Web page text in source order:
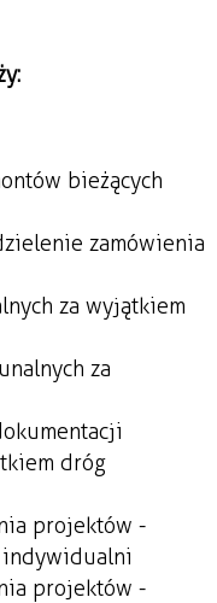
bieżących
zamówienia
za wyjątkiem
za
dróg
projektów -
indywidualni
projektów -